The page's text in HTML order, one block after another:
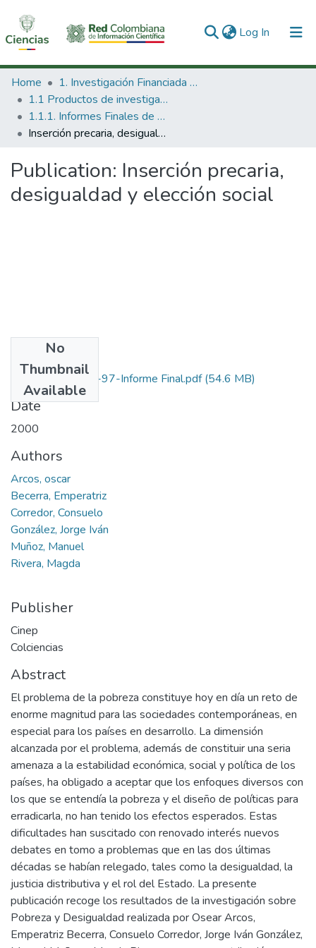
Log In (current)
Communities & Collections
All of DSpace
Statistics
Home
1. Investigación Financiada con Recursos Públicos
1.1 Productos de investigación
1.1.1. Informes Finales de Proyectos de Investigación
Inserción precaria, desigualdad y elección social
Publication: Inserción precaria,
desigualdad y elección social
No
Thumbnail
Available
1101-10-462-97-Informe Final.pdf(54.6 MB)
Date
2000
Authors
Arcos, oscar
Becerra, Emperatriz
Corredor, Consuelo
González, Jorge Iván
Muñoz, Manuel
Rivera, Magda
Publisher
Cinep
Colciencias
Abstract
El problema de la pobreza constituye hoy en día un reto de
enorme magnitud para las sociedades contemporáneas, en
especial para los países en desarrollo. La dimensión
alcanzada por el problema, además de constituir una seria
amenaza a la estabilidad económica, social y política de los
países, ha obligado a aceptar que los enfoques diversos con
los que se entendía la pobreza y el diseño de políticas para
erradicarla, no han tenido los efectos esperados. Estas
dificultades han suscitado con renovado interés nuevos
debates en tomo a problemas que en las dos últimas
décadas se habían relegado, tales como la desigualdad, la
justicia distributiva y el rol del Estado. La presente
publicación recoge los resultados de la investigación sobre
Pobreza y Desigualdad realizada por Osear Arcos,
Emperatriz Becerra, Consuelo Corredor, Jorge Iván González,